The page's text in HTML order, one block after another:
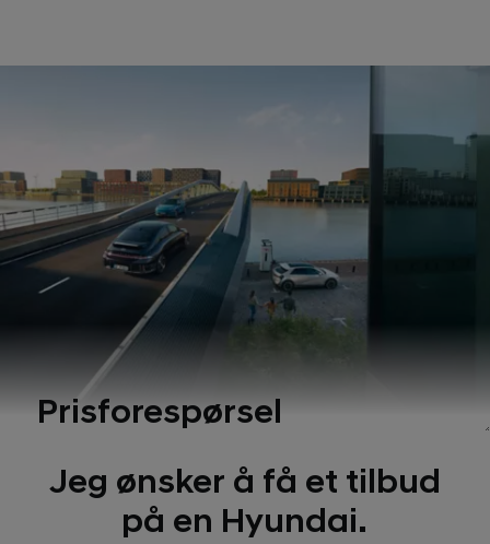
Prisforespørsel
Jeg ønsker å få et tilbud
på en Hyundai.